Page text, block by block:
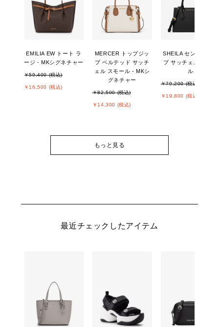
EMILIA EW トート ラ
ージ - MKシグネチャー
￥59,400 (税込)
￥16,500 (税込)
MERCER トップジッ
プ ベルテッド サッチ
ェル スモール - MKシ
グネチャー
￥82,500 (税込)
￥14,300 (税込)
SHEILA センタージッ
プ サッチェル スモー
ル
￥79,200 (税込)
￥19,800 (税込)
もっと見る
最近チェックしたアイテム